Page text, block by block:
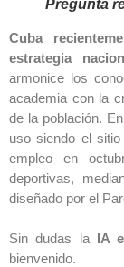
Pregunta
Cuba
estrategia
armonice los
academia con la
de la población.
uso siendo el sitio
empleo en
deportivas,
diseñado por el
Sin dudas la IA
bienvenido.